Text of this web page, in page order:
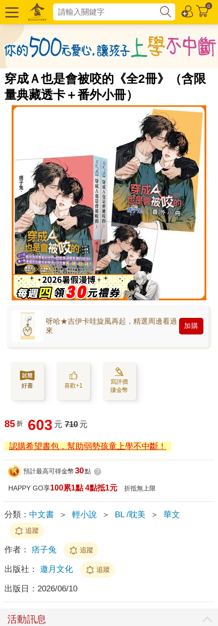
0
穿成Ａ也是會被咬的《全2冊》（含限
量典藏透卡＋番外小冊）
呀哈★吉伊卡哇旋風再起，精選周邊看過
來
加購
好書 喜歡+1
寫評價
賺金幣
85 折 603 元 710 元
認購希望書包，幫助弱勢孩童上學不中斷！
預計最高可得金幣 30點 ?
HAPPY GO享100累1點 4點抵1元 折抵無上限
分類： 中文書 ＞ 輕小說 ＞ BL /耽美 ＞ 華文
追蹤
作者： 痞子兔 追蹤
出版社： 邀月文化 追蹤
出版日： 2026/06/10
活動訊息